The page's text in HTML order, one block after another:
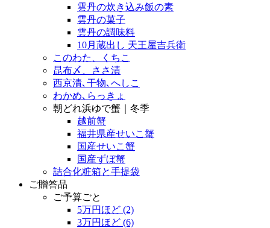
雲丹の炊き込み飯の素
雲丹の菓子
雲丹の調味料
10月蔵出し 天王屋吉兵衛
このわた、くちこ
昆布〆、ささ漬
西京漬､干物､へしこ
わかめ､らっきょ
朝どれ浜ゆで蟹｜冬季
越前蟹
福井県産せいこ蟹
国産せいこ蟹
国産ずぼ蟹
詰合化粧箱と手提袋
ご贈答品
ご予算ごと
5万円ほど (2)
3万円ほど (6)